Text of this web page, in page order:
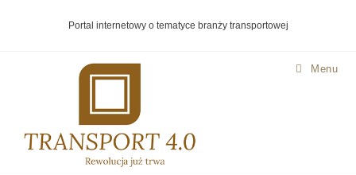
Portal internetowy o tematyce branży transportowej
Menu